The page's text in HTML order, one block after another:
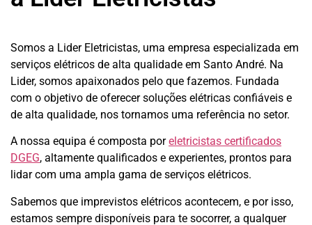
Somos a Lider Eletricistas, uma empresa especializada em
serviços elétricos de alta qualidade em Santo André. Na
Lider, somos apaixonados pelo que fazemos. Fundada
com o objetivo de oferecer soluções elétricas confiáveis e
de alta qualidade, nos tornamos uma referência no setor.
A nossa equipa é composta poreletricistas certificados
DGEG, altamente qualificados e experientes, prontos para
lidar com uma ampla gama de serviços elétricos.
Sabemos que imprevistos elétricos acontecem, e por isso,
estamos sempre disponíveis para te socorrer, a qualquer